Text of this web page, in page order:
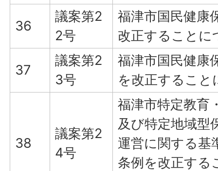
36
議案第2
2号
福津市国民健康
改正することに
37
議案第2
3号
福津市国民健康
を改正すること
38
議案第2
4号
福津市特定教育
及び特定地域型
運営に関する基
条例を改正する